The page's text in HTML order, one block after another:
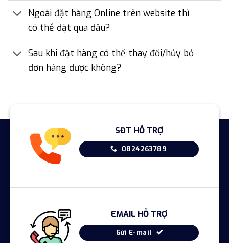
Ngoài đặt hàng Online trên website thì
có thể đặt qua đâu?
Sau khi đặt hàng có thể thay đổi/hủy bỏ
đơn hàng được không?
SĐT HỖ TRỢ
0824263789
EMAIL HỖ TRỢ
Gửi E-mail